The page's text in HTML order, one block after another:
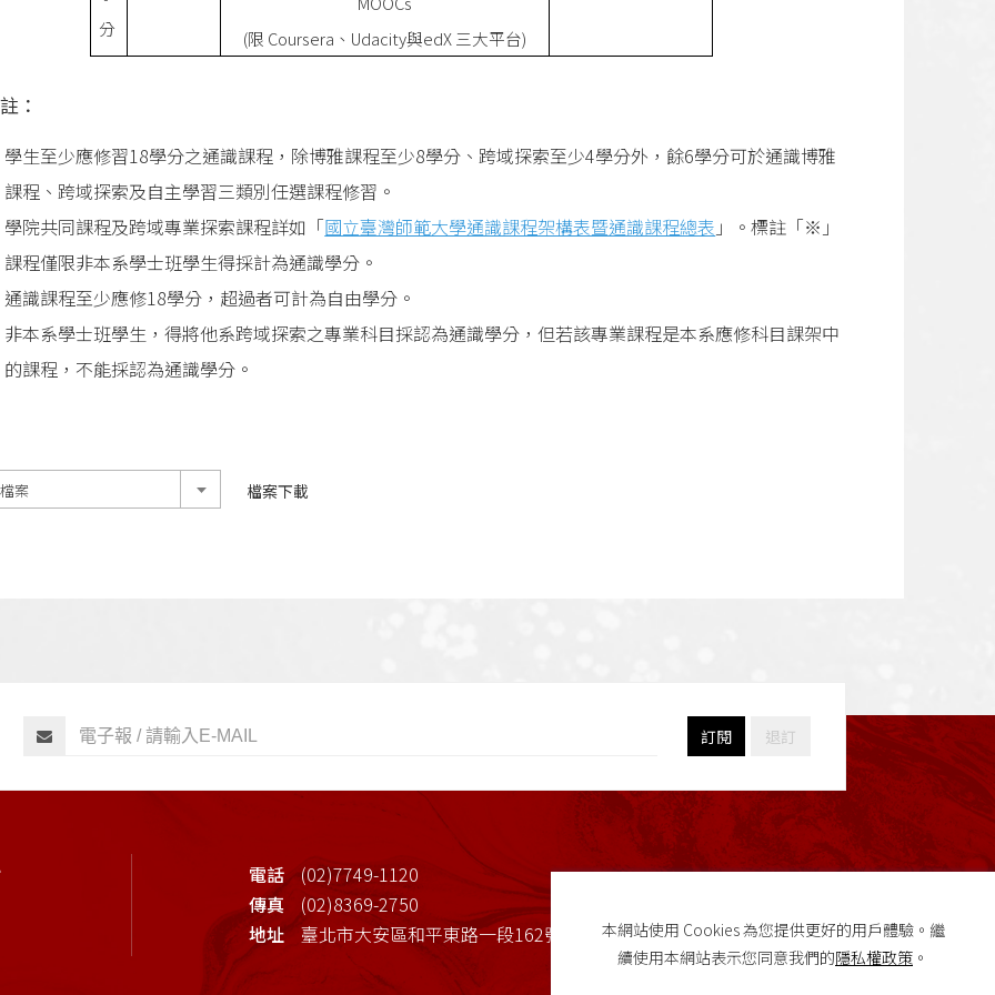
本網站使用 Cookies 為您提供更好的用戶體驗。繼
續使用本網站表示您同意我們的隱私權政策 。
分
(限 Coursera、Udacity與edX 三大平台)
：
學生至少應修習18學分之通識課程，除博雅課程至少8學分、跨域探索至少4學分外，餘6學分可於通識博雅
課程、跨域探索及自主學習三類別任選課程修習。
學院共同課程及跨域專業探索課程詳如 「國立臺灣師範大學通識課程架構表暨通識課程總表 」
。標註「※」
課程僅限非本系學士班學生得採計為通識學分。
通識課程至少應修18學分，超過者可計為自由學分。
非本系學士班學生，得將他系跨域探索之專業科目採認為通識學分，但若該專業課程是本系應修科目課架中
的課程，不能採認為通識學分。
案 檔案下載
訂閱 退訂
電話
(02)7749-1120
傳真
(02)8369-2750
地址
臺北市大安區和平東路一段162號(校本部行政大樓2樓)